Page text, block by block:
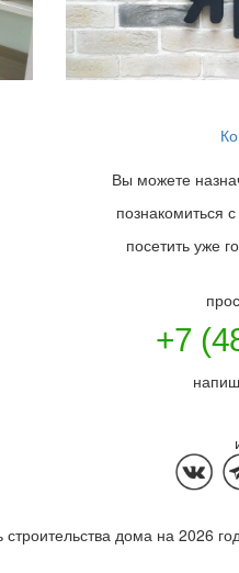
Вы можете
познакомиться
посетить уже
+7
дома на 2026